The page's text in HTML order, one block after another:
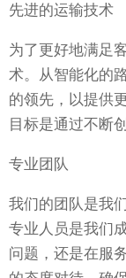
先进的运输技术
为了更好地满足
术。从智能化的
的领先，以提供
目标是通过不断
专业团队
我们的团队是我
专业人员是我们
问题，还是在服